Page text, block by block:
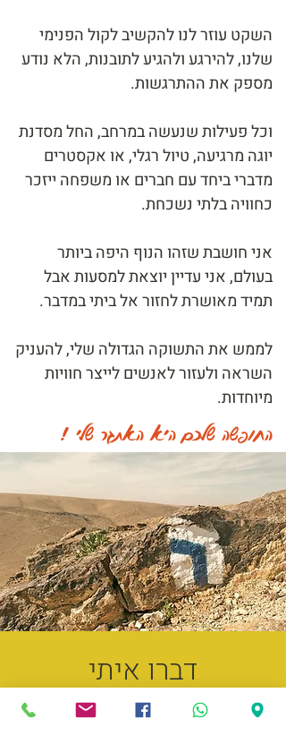
השקט עוזר לנו להקשיב לקול הפנימי
שלנו, להירגע ולהגיע לתובנות, הלא נודע
מספק את ההתרגשות.
וכל פעילות שנעשה במרחב, החל מסדנת
יוגה מרגיעה, טיול רגלי, או אקסטרים
מדברי ביחד עם חברים או משפחה ייזכר
כחוויה בלתי נשכחת.
אני חושבת שזהו הנוף היפה ביותר
בעולם, אני עדיין יוצאת למסעות אבל
תמיד מאושרת לחזור אל ביתי במדבר.
לממש את התשוקה הגדולה שלי, להעניק
השראה ולעזור לאנשים לייצר חוויות
מיוחדות.
החופשה שלכם היא האתגר שלי !
דברו איתי